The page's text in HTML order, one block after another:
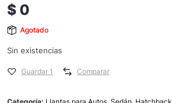
$ 0
Agotado
Sin existencias
Guardar 1 Comparar